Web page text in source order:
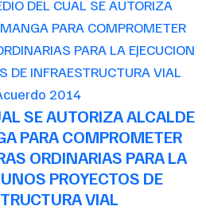
2014
SE AUTORIZA ALCALDE
PARA COMPROMETER
ORDINARIAS PARA LA
PROYECTOS DE
VIAL